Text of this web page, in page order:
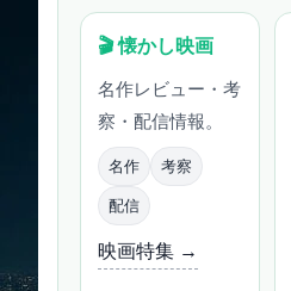
🎬 懐かし映画
名作レビュー・考
察・配信情報。
名作 考察
配信
映画特集 →